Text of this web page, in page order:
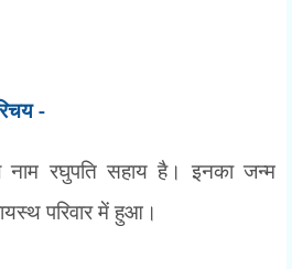
-
नाम रघुपति सहाय है। इनका जन्म
परिवार में हुआ।